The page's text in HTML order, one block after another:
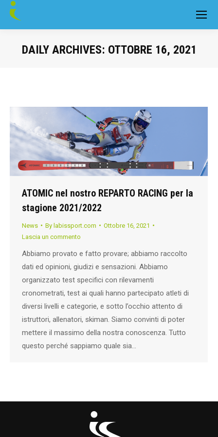
DAILY ARCHIVES: OTTOBRE 16, 2021
ATOMIC nel nostro REPARTO RACING per la
stagione 2021/2022
News By labissport.com
Ottobre 16, 2021
Lascia un commento
Abbiamo provato e fatto provare; abbiamo raccolto
dati ed opinioni, giudizi e sensazioni. Abbiamo
organizzato test specifici con rilevamenti
cronometrati, test ai quali hanno partecipato atleti di
diversi livelli e categorie, e sotto l’occhio attento di
istruttori, allenatori, skiman. Siamo convinti di poter
mettere il massimo della nostra conoscenza. Tutto
questo perché sappiamo quale sia…